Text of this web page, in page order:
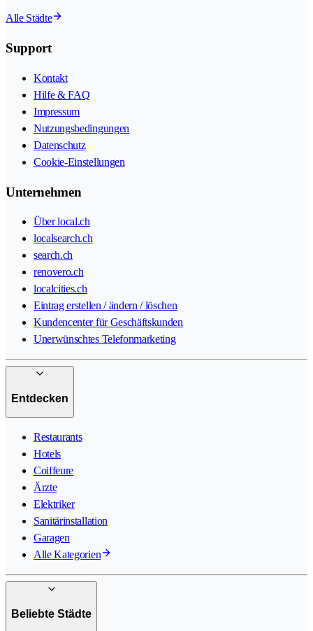
Alle Städte
Support
Kontakt
Hilfe & FAQ
Impressum
Nutzungsbedingungen
Datenschutz
Cookie-Einstellungen
Unternehmen
Über local.ch
localsearch.ch
search.ch
renovero.ch
localcities.ch
Eintrag erstellen / ändern / löschen
Kundencenter für Geschäftskunden
Unerwünschtes Telefonmarketing
Entdecken
Restaurants
Hotels
Coiffeure
Ärzte
Elektriker
Sanitärinstallation
Garagen
Alle Kategorien
Beliebte Städte